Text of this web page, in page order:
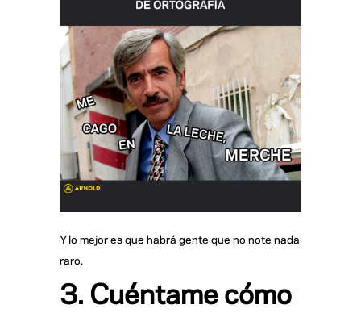
Y lo mejor es que habrá gente que no note nada
raro.
3. Cuéntame cómo